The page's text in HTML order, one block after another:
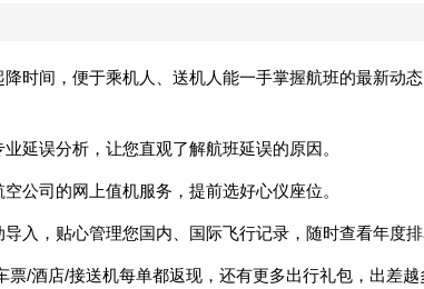
时间，便于乘机人、送机人能一手掌握航班的最新动
延误分析，让您直观了解航班延误的原因。
公司的网上值机服务，提前选好心仪座位。
入，贴心管理您国内、国际飞行记录，随时查看年度
票/酒店/接送机每单都返现，还有更多出行礼包，出差越